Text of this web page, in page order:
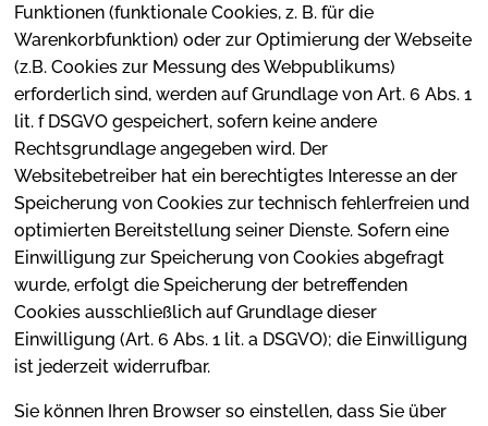
Funktionen (funktionale Cookies, z. B. für die
Warenkorbfunktion) oder zur Optimierung der Webseite
(z.B. Cookies zur Messung des Webpublikums)
erforderlich sind, werden auf Grundlage von Art. 6 Abs. 1
lit. f DSGVO gespeichert, sofern keine andere
Rechtsgrundlage angegeben wird. Der
Websitebetreiber hat ein berechtigtes Interesse an der
Speicherung von Cookies zur technisch fehlerfreien und
optimierten Bereitstellung seiner Dienste. Sofern eine
Einwilligung zur Speicherung von Cookies abgefragt
wurde, erfolgt die Speicherung der betreffenden
Cookies ausschließlich auf Grundlage dieser
Einwilligung (Art. 6 Abs. 1 lit. a DSGVO); die Einwilligung
ist jederzeit widerrufbar.
Sie können Ihren Browser so einstellen, dass Sie über